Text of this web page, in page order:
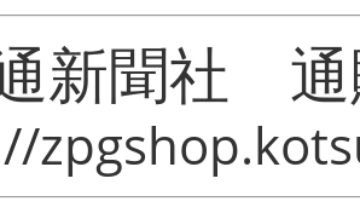
新聞社